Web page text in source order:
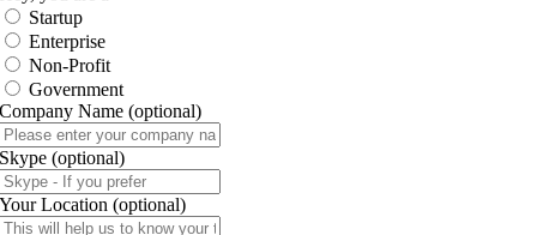
Startup
Enterprise
Non-Profit
Government
Company Name (optional)
Skype (optional)
Your Location (optional)